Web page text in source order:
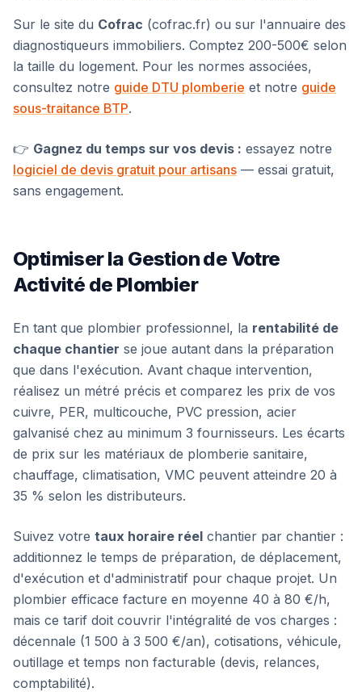
Sur le site du Cofrac (cofrac.fr) ou sur l'annuaire des
diagnostiqueurs immobiliers. Comptez 200-500€ selon
la taille du logement. Pour les normes associées,
consultez notre guide DTU plomberie et notre guide
sous-traitance BTP.
👉 Gagnez du temps sur vos devis : essayez notre
logiciel de devis gratuit pour artisans — essai gratuit,
sans engagement.
Optimiser la Gestion de Votre
Activité de Plombier
En tant que plombier professionnel, la rentabilité de
chaque chantier se joue autant dans la préparation
que dans l'exécution. Avant chaque intervention,
réalisez un métré précis et comparez les prix de vos
cuivre, PER, multicouche, PVC pression, acier
galvanisé chez au minimum 3 fournisseurs. Les écarts
de prix sur les matériaux de plomberie sanitaire,
chauffage, climatisation, VMC peuvent atteindre 20 à
35 % selon les distributeurs.
Suivez votre taux horaire réel chantier par chantier :
additionnez le temps de préparation, de déplacement,
d'exécution et d'administratif pour chaque projet. Un
plombier efficace facture en moyenne 40 à 80 €/h,
mais ce tarif doit couvrir l'intégralité de vos charges :
décennale (1 500 à 3 500 €/an), cotisations, véhicule,
outillage et temps non facturable (devis, relances,
comptabilité).